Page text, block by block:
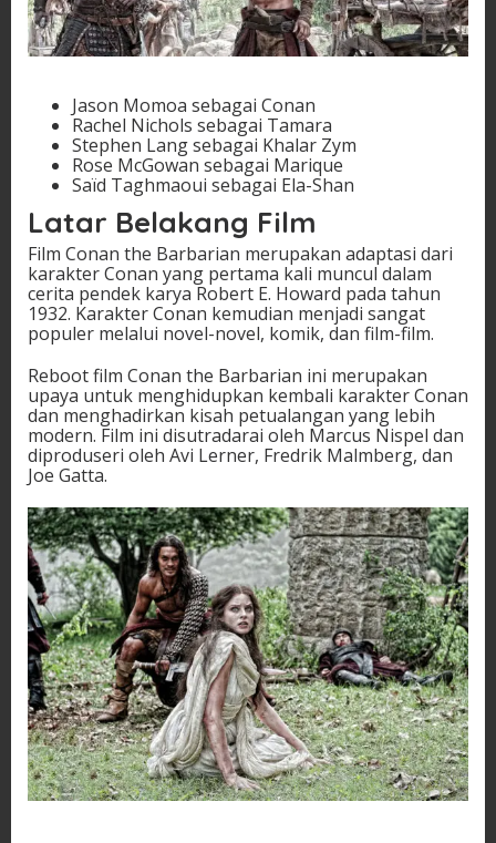
Jason Momoa sebagai Conan
Rachel Nichols sebagai Tamara
Stephen Lang sebagai Khalar Zym
Rose McGowan sebagai Marique
Saïd Taghmaoui sebagai Ela-Shan
Latar Belakang Film
Film Conan the Barbarian merupakan adaptasi dari
karakter Conan yang pertama kali muncul dalam
cerita pendek karya Robert E. Howard pada tahun
1932. Karakter Conan kemudian menjadi sangat
populer melalui novel-novel, komik, dan film-film.
Reboot film Conan the Barbarian ini merupakan
upaya untuk menghidupkan kembali karakter Conan
dan menghadirkan kisah petualangan yang lebih
modern. Film ini disutradarai oleh Marcus Nispel dan
diproduseri oleh Avi Lerner, Fredrik Malmberg, dan
Joe Gatta.